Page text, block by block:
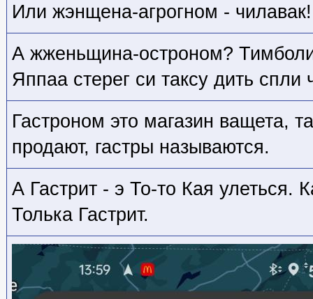
Или жэнщена-агрогном -
А жженьщина-остроном?
Яппаа стерег си таксу дить спли
Гастроном это магазин ващета,
продают, гастры называются.
А Гастрит - э То-то Кая улеться.
Толька Гастрит.